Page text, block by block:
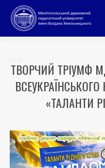
ТВОРЧИЙ ТРІУМФ
«ТАЛАНТИ